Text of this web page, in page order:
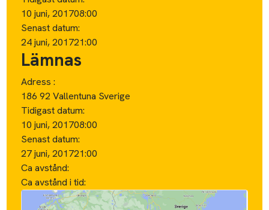
10 juni, 201708:00
Senast datum:
24 juni, 201721:00
Lämnas
Adress :
186 92 Vallentuna Sverige
Tidigast datum:
10 juni, 201708:00
Senast datum:
27 juni, 201721:00
Ca avstånd:
Ca avstånd i tid: